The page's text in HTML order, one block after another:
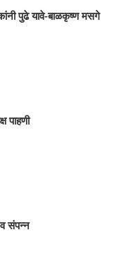
पुढे यावे-बाळकृष्ण मसगे
पाहणी
संपन्न